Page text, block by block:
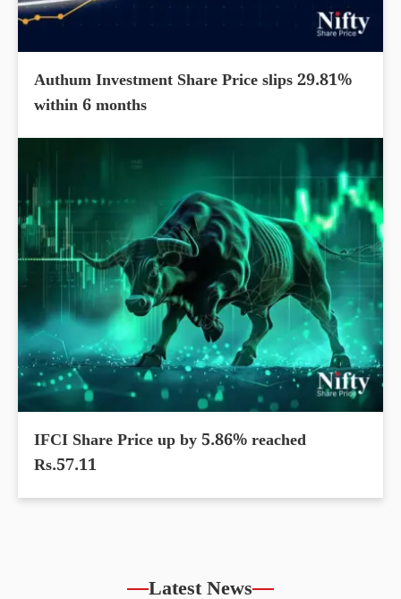
Authum Investment Share Price slips 29.81%
within 6 months
IFCI Share Price up by 5.86% reached
Rs.57.11
Latest News